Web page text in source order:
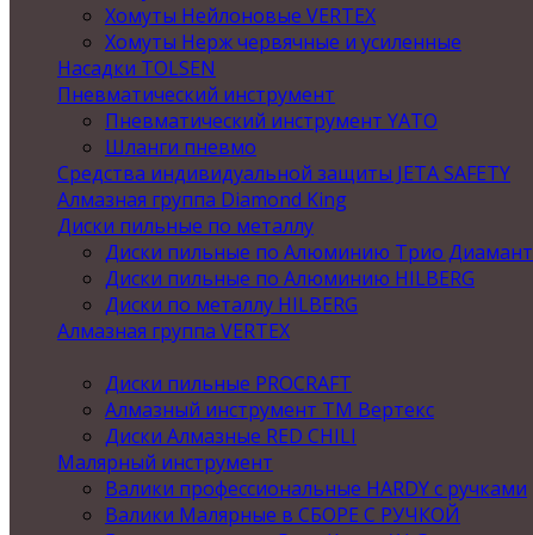
Хомуты Нейлоновые VERTEX
Хомуты Нерж червячные и усиленные
Насадки TOLSEN
Пневматический инструмент
Пневматический инструмент YATO
Шланги пневмо
Средства индивидуальной защиты JETA SAFETY
Алмазная группа Diamond King
Диски пильные по металлу
Диски пильные по Алюминию Трио Диамант
Диски пильные по Алюминию HILBERG
Диски по металлу HILBERG
Алмазная группа VERTEX
Диски пильные PROCRAFT
Алмазный инструмент ТМ Вертекс
Диски Алмазные RED CHILI
Малярный инструмент
Валики профессиональные HARDY с ручками
Валики Малярные в СБОРЕ С РУЧКОЙ